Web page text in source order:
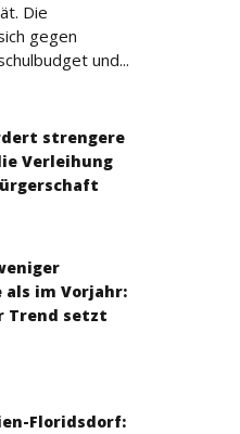
Die
gegen
und...
strengere
Verleihung
als im Vorjahr:
Trend setzt
Floridsdorf: